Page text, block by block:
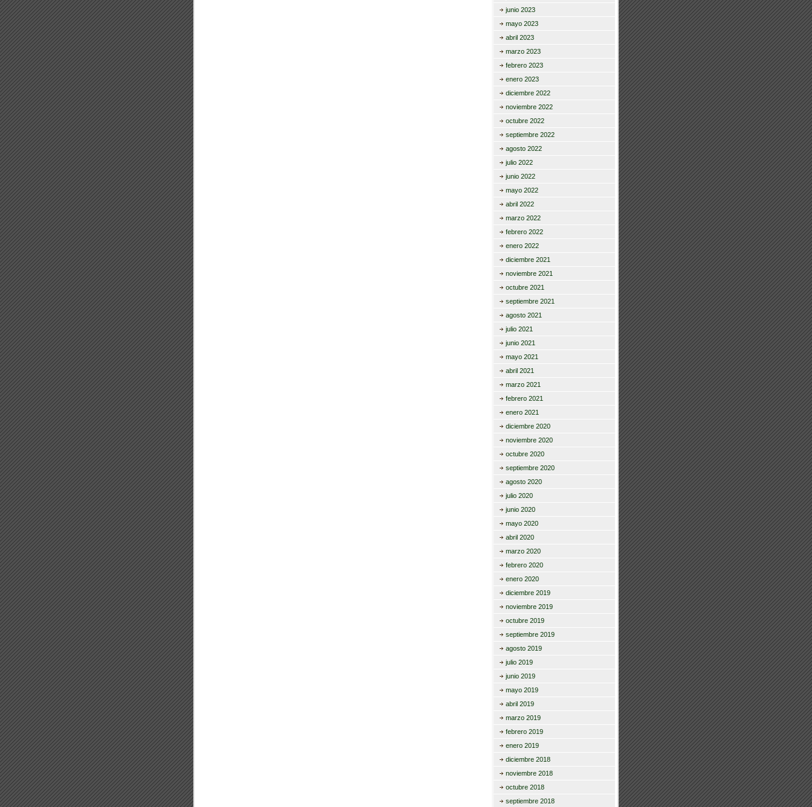
junio 2023
mayo 2023
abril 2023
marzo 2023
febrero 2023
enero 2023
diciembre 2022
noviembre 2022
octubre 2022
septiembre 2022
agosto 2022
julio 2022
junio 2022
mayo 2022
abril 2022
marzo 2022
febrero 2022
enero 2022
diciembre 2021
noviembre 2021
octubre 2021
septiembre 2021
agosto 2021
julio 2021
junio 2021
mayo 2021
abril 2021
marzo 2021
febrero 2021
enero 2021
diciembre 2020
noviembre 2020
octubre 2020
septiembre 2020
agosto 2020
julio 2020
junio 2020
mayo 2020
abril 2020
marzo 2020
febrero 2020
enero 2020
diciembre 2019
noviembre 2019
octubre 2019
septiembre 2019
agosto 2019
julio 2019
junio 2019
mayo 2019
abril 2019
marzo 2019
febrero 2019
enero 2019
diciembre 2018
noviembre 2018
octubre 2018
septiembre 2018